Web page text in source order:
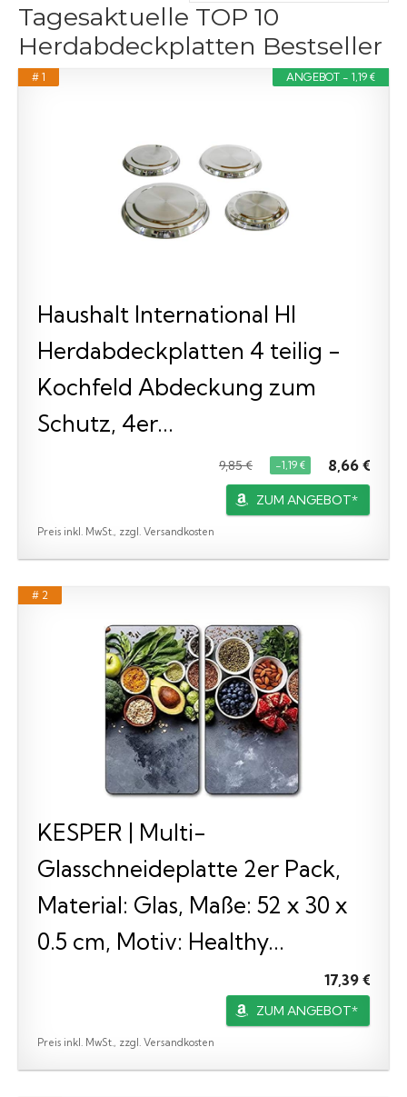
Tagesaktuelle TOP 10
Herdabdeckplatten Bestseller
ANGEBOT - 1,19 €
# 1
Haushalt International HI
Herdabdeckplatten 4 teilig -
Kochfeld Abdeckung zum
Schutz, 4er...
9,85 € −1,19 € 8,66 €
ZUM ANGEBOT*
Preis inkl. MwSt., zzgl. Versandkosten
# 2
KESPER | Multi-
Glasschneideplatte 2er Pack,
Material: Glas, Maße: 52 x 30 x
0.5 cm, Motiv: Healthy...
17,39 €
ZUM ANGEBOT*
Preis inkl. MwSt., zzgl. Versandkosten